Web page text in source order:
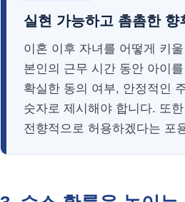
실현 가능하고 촘촘한 향
이혼 이후 자녀를 어떻게 키
본인의 근무 시간 동안 아이
확실한 동의 여부, 안정적인
숫자로 제시해야 합니다. 또
전향적으로 허용하겠다는 포